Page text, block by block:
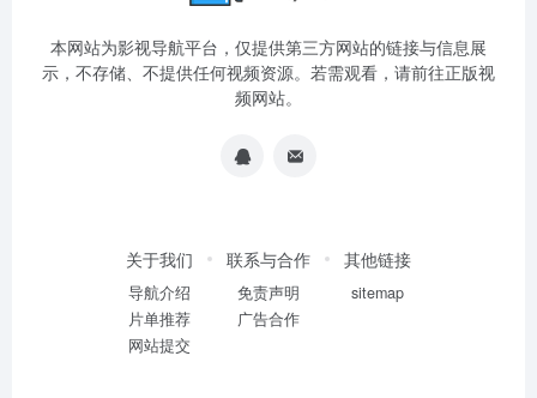
本网站为影视导航平台，仅提供第三方网站的链接与信息展
示，不存储、不提供任何视频资源。若需观看，请前往正版视
频网站。
关于我们
导航介绍
片单推荐
网站提交
联系与合作
免责声明
广告合作
其他链接
sitemap